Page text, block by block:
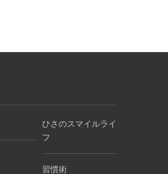
ひさのスマイルライ
フ
習慣術